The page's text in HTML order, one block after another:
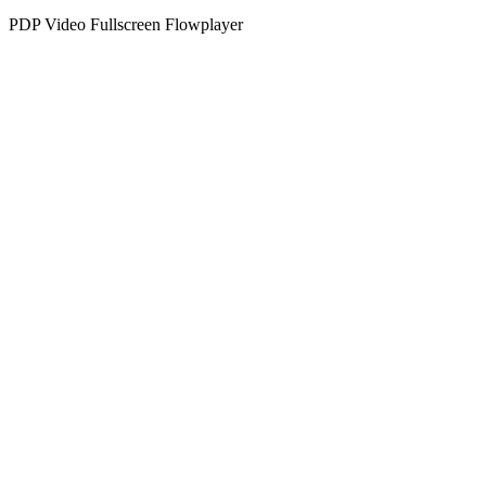
PDP Video Fullscreen Flowplayer